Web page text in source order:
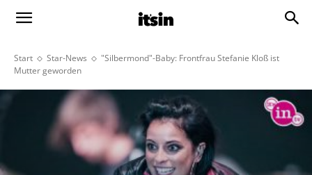
Start Star-News
"Silbermond"-Baby: Frontfrau Stefanie Kloß ist
Mutter geworden